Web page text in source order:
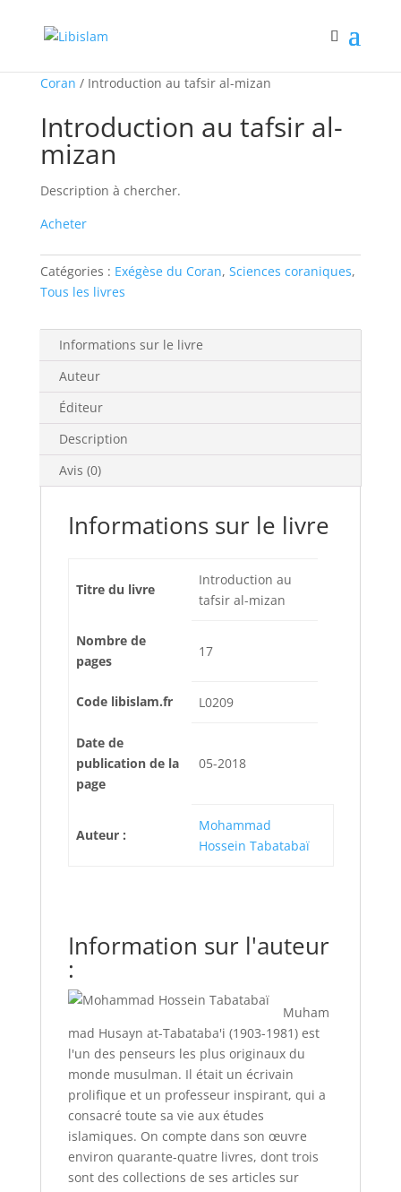
Coran / Introduction au tafsir al-mizan
Introduction au tafsir al-
mizan
Description à chercher.
Acheter
Catégories : Exégèse du Coran, Sciences coraniques,
Tous les livres
Informations sur le livre
Auteur
Éditeur
Description
Avis (0)
Informations sur le livre
Titre du livre
Introduction au
tafsir al-mizan
Nombre de
pages
17
Code libislam.fr L0209
Date de
publication de la
page
05-2018
Auteur :
Mohammad
Hossein Tabatabaï
Information sur l'auteur
:
Muham
mad Husayn at-Tabataba'i (1903-1981) est
l'un des penseurs les plus originaux du
monde musulman. Il était un écrivain
prolifique et un professeur inspirant, qui a
consacré toute sa vie aux études
islamiques. On compte dans son œuvre
environ quarante-quatre livres, dont trois
sont des collections de ses articles sur